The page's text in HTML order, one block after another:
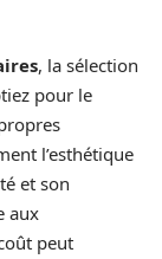
, la sélection
pour le
l’esthétique
et son
aux
peut